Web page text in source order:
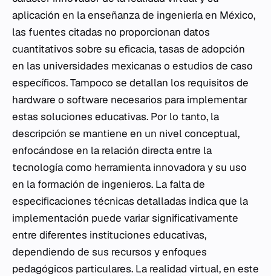
aplicación en la enseñanza de ingeniería en México,
las fuentes citadas no proporcionan datos
cuantitativos sobre su eficacia, tasas de adopción
en las universidades mexicanas o estudios de caso
específicos. Tampoco se detallan los requisitos de
hardware o software necesarios para implementar
estas soluciones educativas. Por lo tanto, la
descripción se mantiene en un nivel conceptual,
enfocándose en la relación directa entre la
tecnología como herramienta innovadora y su uso
en la formación de ingenieros. La falta de
especificaciones técnicas detalladas indica que la
implementación puede variar significativamente
entre diferentes instituciones educativas,
dependiendo de sus recursos y enfoques
pedagógicos particulares. La realidad virtual, en este